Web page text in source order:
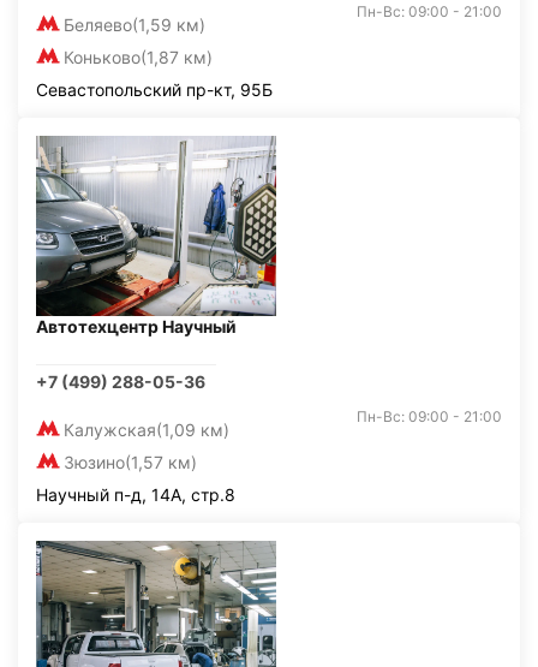
Беляево(1,59 км)
Коньково(1,87 км)
Пн-Вс: 09:00 - 21:00
Севастопольский пр-кт, 95Б
Автотехцентр Научный
+7 (499) 288-05-36
Калужская(1,09 км)
Зюзино(1,57 км)
Пн-Вс: 09:00 - 21:00
Научный п-д, 14А, стр.8